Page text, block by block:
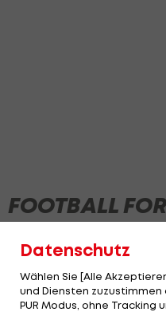
FOOTBALL
2019
Datenschutz
Wählen Sie [Alle
und Diensten zuzustimmen
PUR Modus, ohne Tracking